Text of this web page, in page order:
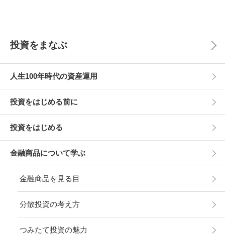
投資をまなぶ
人生100年時代の資産運用
投資をはじめる前に
投資をはじめる
金融商品について学ぶ
金融商品を見る目
分散投資の考え方
つみたて投資の魅力